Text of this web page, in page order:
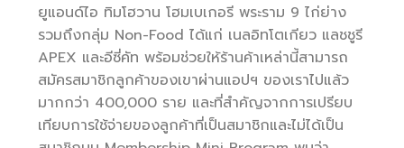
ยูแอนด์ไอ ทิมโฮวาน โฮมเบเกอรี พระราม 9 ไก่ย่าง
รวมถึงกลุ่ม Non-Food ได้แก่ เนลอิทโตเกียว แลชชูรี
APEX และอีซี่คัท พร้อมช่วยให้ร้านค้าเหล่านี้สามารถ
สมัครสมาชิกลูกค้าของเขาผ่านแอปฯ ของเราไปแล้ว
มากกว่า 400,000 ราย และที่สำคัญจากการเปรียบ
เทียบการใช้จ่ายของลูกค้าที่เป็นสมาชิกและไม่ได้เป็น